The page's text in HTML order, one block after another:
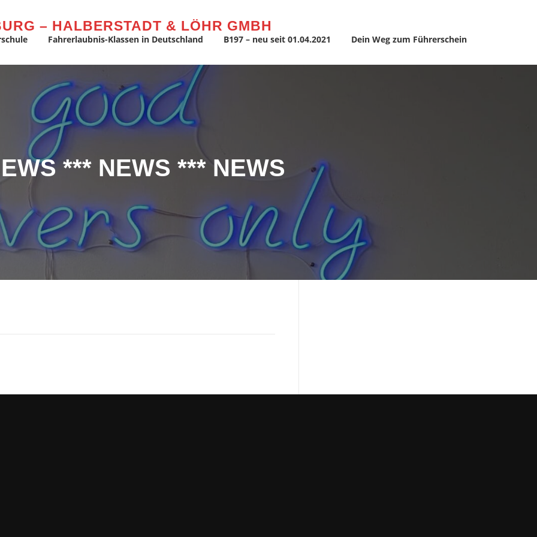
– HALBERSTADT & LÖHR GMBH
Fahrerlaubnis-Klassen in Deutschland B197 – neu seit 01.04.2021 Dein Weg zum Führerschein
*** NEWS *** NEWS